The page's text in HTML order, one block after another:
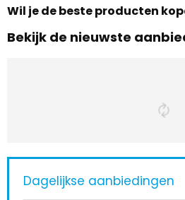
Wil je de beste producten
Bekijk de nieuwste
Dagelijkse aanbiedingen